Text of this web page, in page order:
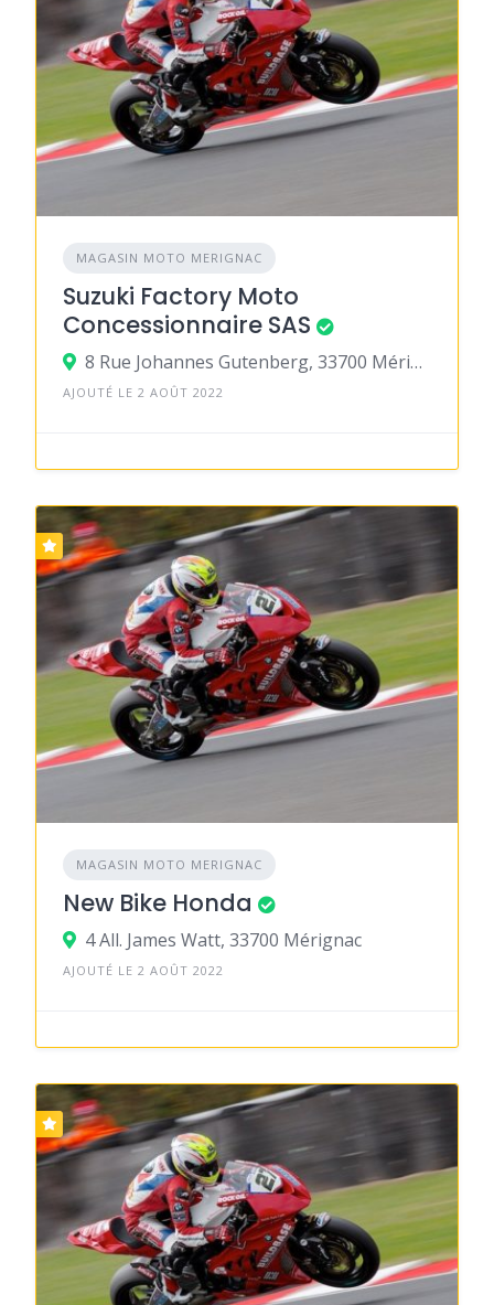
MAGASIN MOTO MERIGNAC
Suzuki Factory Moto
Concessionnaire SAS
8 Rue Johannes Gutenberg, 33700 Mérignac
AJOUTÉ LE 2 AOÛT 2022
MAGASIN MOTO MERIGNAC
New Bike Honda
4 All. James Watt, 33700 Mérignac
AJOUTÉ LE 2 AOÛT 2022